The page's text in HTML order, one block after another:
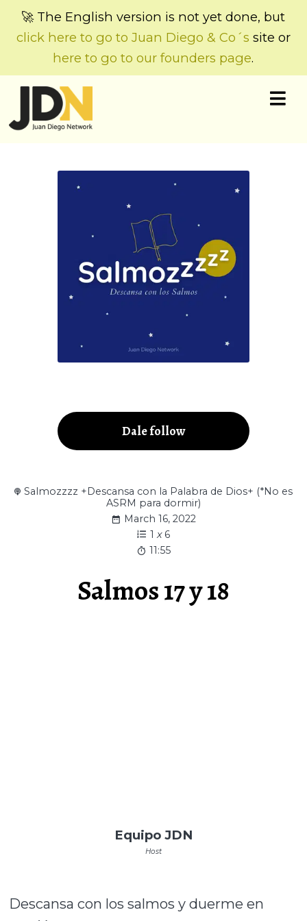
🚀 The English version is not yet done, but
click here to go to Juan Diego & Co´s site or
here to go to our founders page.
Dale follow
Salmozzzz +Descansa con la Palabra de Dios+ (*No es
ASRM para dormir)
March 16, 2022
1 x 6
11:55
Salmos 17 y 18
Equipo JDN
Host
Descansa con los salmos y duerme en